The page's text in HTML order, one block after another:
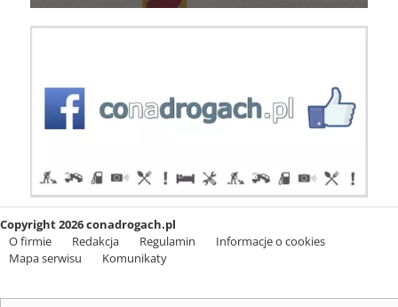
Copyright 2026 conadrogach.pl
O firmie
Redakcja Regulamin
Informacje o cookies
Mapa serwisu
Komunikaty